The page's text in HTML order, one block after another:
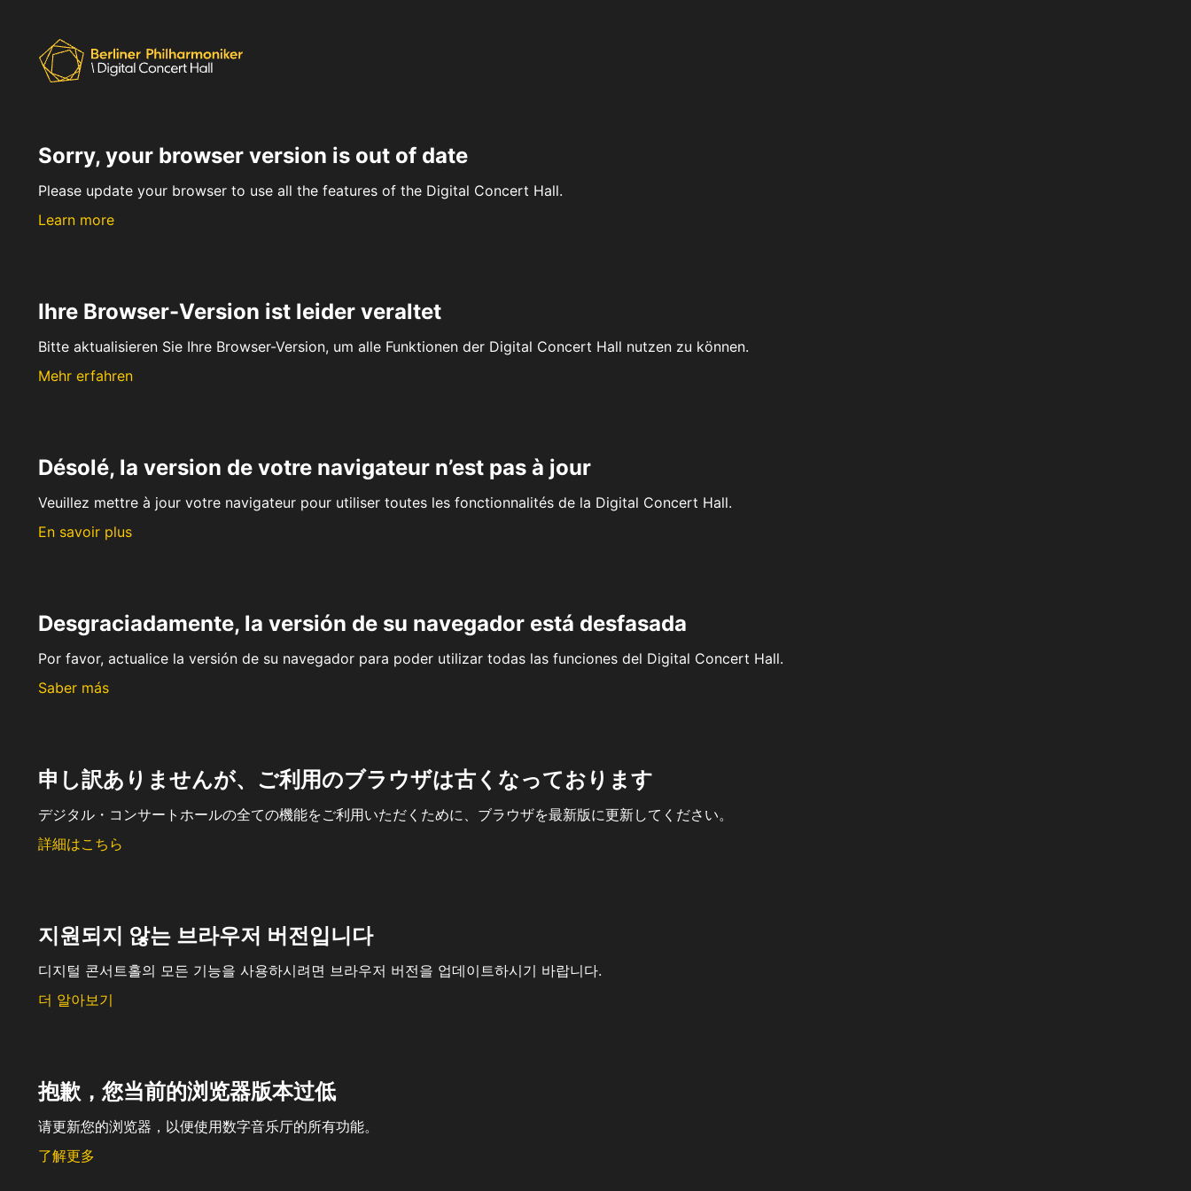
Sorry, your browser version is out of date
Please update your browser to use all the features of the Digital Concert Hall.
Learn more
Ihre Browser-Version ist leider veraltet
Bitte aktualisieren Sie Ihre Browser-Version, um alle Funktionen der Digital Concert Hall nutzen zu können.
Mehr erfahren
Désolé, la version de votre navigateur n’est pas à jour
Veuillez mettre à jour votre navigateur pour utiliser toutes les fonctionnalités de la Digital Concert Hall.
En savoir plus
Desgraciadamente, la versión de su navegador está desfasada
Por favor, actualice la versión de su navegador para poder utilizar todas las funciones del Digital Concert Hall.
Saber más
申し訳ありませんが、ご利用のブラウザは古くなっております
デジタル・コンサートホールの全ての機能をご利用いただくために、ブラウザを最新版に更新してください。
詳細はこちら
지원되지 않는 브라우저 버전입니다
디지털 콘서트홀의 모든 기능을 사용하시려면 브라우저 버전을 업데이트하시기 바랍니다.
더 알아보기
抱歉，您当前的浏览器版本过低
请更新您的浏览器，以便使用数字音乐厅的所有功能。
了解更多